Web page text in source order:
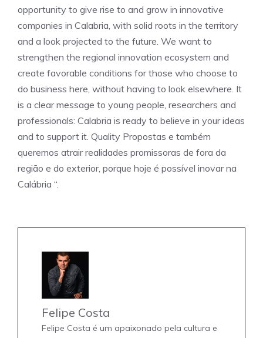
opportunity to give rise to and grow in innovative
companies in Calabria, with solid roots in the territory
and a look projected to the future. We want to
strengthen the regional innovation ecosystem and
create favorable conditions for those who choose to
do business here, without having to look elsewhere. It
is a clear message to young people, researchers and
professionals: Calabria is ready to believe in your ideas
and to support it. Quality Propostas e também
queremos atrair realidades promissoras de fora da
região e do exterior, porque hoje é possível inovar na
Calábria “.
Felipe Costa
Felipe Costa é um apaixonado pela cultura e